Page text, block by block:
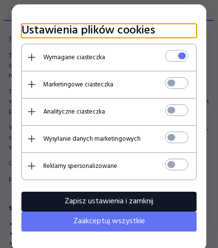
OPIS PRODUKTU
To nie jest kubek na codzień.
To kubek na specjalną okazję. Jaką? Np. na kolejne wewnętrzne
spotkanie, które nic nie wniesie i które spokojnie mogło by byc
mailem, lub nawet myslą w głowie.
Ten ajtem powinien być w Twoim biurku just in case, bo nigdy nie
wiadomo czy dziś nie będzie Ci dane uczestniczyć w tym zabawnym
przedsięwzięciu.
W razie co, wyciągasz go spod pachy, zapełniasz kawowym płynem,
siadasz na czole stołu i patrzysz z pogardą na otaczających
współpracowników.
Czyż nie jest to idelna projekcja poniedziałku?
Pomyśl tylko ;-)
Specyfikacja:
rozmiar: kubek ceramiczny 330ml
kolor: biały
Ustawienia plików cookies
Wymagane ciasteczka
Marketingowe ciasteczka
Analityczne ciasteczka
Wysyłanie danych marketingowych
Reklamy spersonalizowane
Zapisz ustawienia i zamknij
Zaakceptuj wszystkie